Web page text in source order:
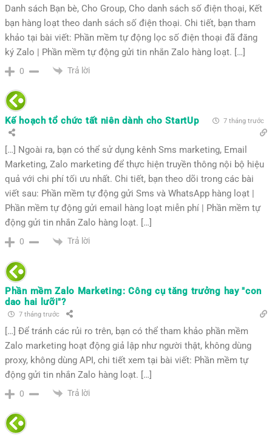
Danh sách Bạn bè, Cho Group, Cho danh sách số điện thoại, Kết
bạn hàng loạt theo danh sách số điện thoại. Chi tiết, bạn tham
khảo tại bài viết: Phần mềm tự động lọc số điện thoại đã đăng
ký Zalo | Phần mềm tự động gửi tin nhắn Zalo hàng loạt. […]
0 Trả lời
Kế hoạch tổ chức tất niên dành cho StartUp 7 tháng trước
[…] Ngoài ra, bạn có thể sử dụng kênh Sms marketing, Email
Marketing, Zalo marketing để thực hiện truyền thông nội bộ hiệu
quả với chi phí tối ưu nhất. Chi tiết, bạn theo dõi trong các bài
viết sau: Phần mềm tự động gửi Sms và WhatsApp hàng loạt |
Phần mềm tự động gửi email hàng loạt miễn phí | Phần mềm tự
động gửi tin nhắn Zalo hàng loạt. […]
0 Trả lời
Phần mềm Zalo Marketing: Công cụ tăng trưởng hay "con
dao hai lưỡi"?
7 tháng trước
[…] Để tránh các rủi ro trên, bạn có thể tham khảo phần mềm
Zalo marketing hoạt động giả lập như người thật, không dùng
proxy, không dùng API, chi tiết xem tại bài viết: Phần mềm tự
động gửi tin nhắn Zalo hàng loạt. […]
0 Trả lời